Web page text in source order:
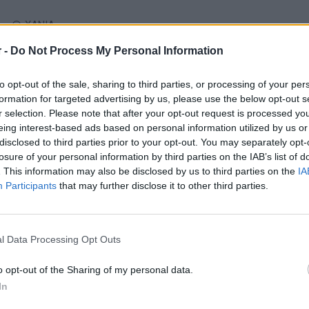
- Do Not Process My Personal Information
opt-out of the sale, sharing to third parties, or processing of your
for targeted advertising by us, please use the below opt-out
selection. Please note that after your opt-out request is processed
interest-based ads based on personal information utilized by us
to third parties prior to your opt-out. You may separately
of your personal information by third parties on the IAB’s list of
This information may also be disclosed by us to third parties on the
Participants that may further disclose it to other third parties.
Data Processing Opt Outs
opt-out of the Sharing of my personal data.
ΧΑΝΙΑ
20/07/2026
Μασέρ / Spa Therapist | Μόνιμη Καριέρα στα
Ομορφιά, Περιποίηση - Fitness
ΧΑΝΙΑ
Πλήρης απασχόληση